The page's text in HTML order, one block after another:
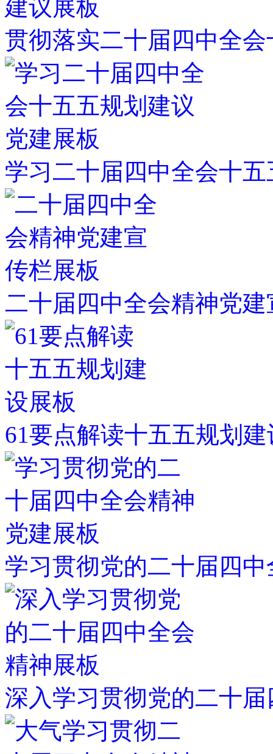
贯彻落实二十届四中全
学习二十届四中全会十
二十届四中全会精神党
61要点解读十五五规划
学习贯彻党的二十届四
深入学习贯彻党的二十